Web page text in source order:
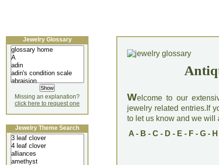
Welcome to our
jewelry related entries.If
to let us know and we will
A- B - C - D - E - F- G- H
Jewelry Glossary
Missing an explanation?
click here to request one
Jewelry Theme Search